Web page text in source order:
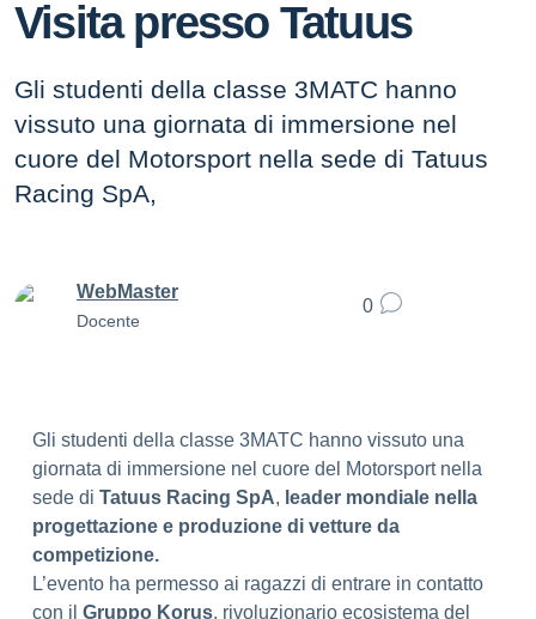
Visita presso Tatuus
​Gli studenti della classe 3MATC hanno
vissuto una giornata di immersione nel
cuore del Motorsport nella sede di Tatuus
Racing SpA,
WebMaster
Docente
0
​Gli studenti della classe 3MATC hanno vissuto una
giornata di immersione nel cuore del Motorsport nella
sede di Tatuus Racing SpA, leader mondiale nella
progettazione e produzione di vetture da
competizione.
​L’evento ha permesso ai ragazzi di entrare in contatto
con il Gruppo Korus, rivoluzionario ecosistema del